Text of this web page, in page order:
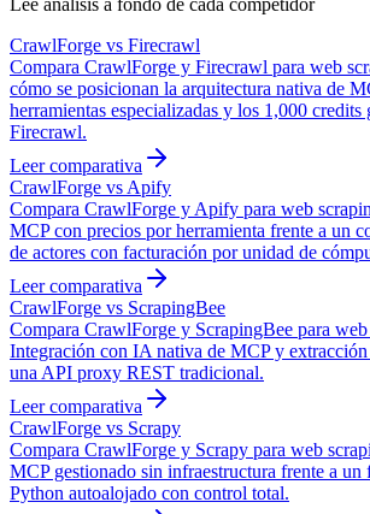
CrawlForge vs Firecrawl
Compara CrawlForge y Firecrawl para web
cómo se posicionan la arquitectura nativa de
herramientas especializadas y los 1,000 credits
Firecrawl.
Leer comparativa
CrawlForge vs Apify
Compara CrawlForge y Apify para web
MCP con precios por herramienta frente a un
de actores con facturación por unidad de
Leer comparativa
CrawlForge vs ScrapingBee
Compara CrawlForge y ScrapingBee para
Integración con IA nativa de MCP y extracción
una API proxy REST tradicional.
Leer comparativa
CrawlForge vs Scrapy
Compara CrawlForge y Scrapy para web
MCP gestionado sin infraestructura frente a un
Python autoalojado con control total.